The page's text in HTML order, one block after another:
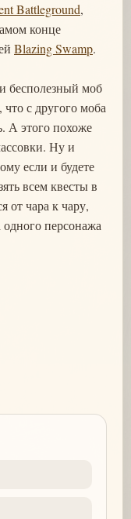
Battleground,
конце
Blazing Swamp.
бесполезный моб
что с другого моба
А этого похоже
Ну и
если и будете
всем квесты в
от чара к чару,
одного персонажа